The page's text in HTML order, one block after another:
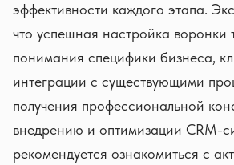
эффективности каждого этапа.
что успешная настройка воронки
понимания специфики бизнеса,
интеграции с существующими
получения профессиональной
внедрению и оптимизации CRM-
рекомендуется ознакомиться с